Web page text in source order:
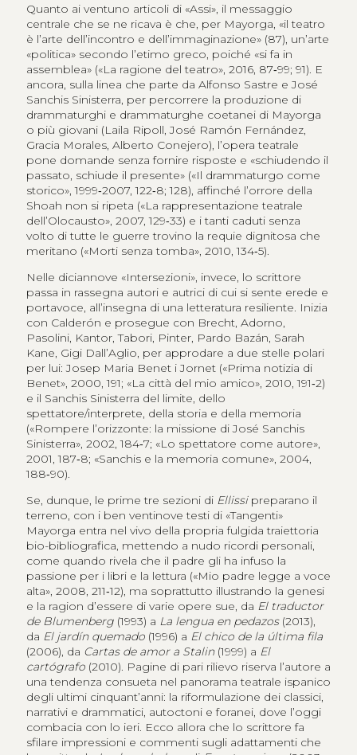
Quanto ai ventuno articoli di «Assi», il messaggio
centrale che se ne ricava è che, per Mayorga, «il teatro
è l’arte dell’incontro e dell’immaginazione» (87), un’arte
«politica» secondo l’etimo greco, poiché «si fa in
assemblea» («La ragione del teatro», 2016, 87‑99; 91). E
ancora, sulla linea che parte da Alfonso Sastre e José
Sanchis Sinisterra, per percorrere la produzione di
drammaturghi e drammaturghe coetanei di Mayorga
o più giovani (Laila Ripoll, José Ramón Fernández,
Gracia Morales, Alberto Conejero), l’opera teatrale
pone domande senza fornire risposte e «schiudendo il
passato, schiude il presente» («Il drammaturgo come
storico», 1999‑2007, 122‑8; 128), affinché l’orrore della
Shoah non si ripeta («La rappresentazione teatrale
dell’Olocausto», 2007, 129‑33) e i tanti caduti senza
volto di tutte le guerre trovino la requie dignitosa che
meritano («Morti senza tomba», 2010, 134‑5).
Nelle diciannove «Intersezioni», invece, lo scrittore
passa in rassegna autori e autrici di cui si sente erede e
portavoce, all’insegna di una letteratura resiliente. Inizia
con Calderón e prosegue con Brecht, Adorno,
Pasolini, Kantor, Tabori, Pinter, Pardo Bazán, Sarah
Kane, Gigi Dall’Aglio, per approdare a due stelle polari
per lui: Josep Maria Benet i Jornet («Prima notizia di
Benet», 2000, 191; «La città del mio amico», 2010, 191‑2)
e il Sanchis Sinisterra del limite, dello
spettatore/interprete, della storia e della memoria
(«Rompere l’orizzonte: la missione di José Sanchis
Sinisterra», 2002, 184‑7; «Lo spettatore come autore»,
2001, 187‑8; «Sanchis e la memoria comune», 2004,
188‑90).
Se, dunque, le prime tre sezioni di Ellissipreparano il
terreno, con i ben ventinove testi di «Tangenti»
Mayorga entra nel vivo della propria fulgida traiettoria
bio-bibliografica, mettendo a nudo ricordi personali,
come quando rivela che il padre gli ha infuso la
passione per i libri e la lettura («Mio padre legge a voce
alta», 2008, 211‑12), ma soprattutto illustrando la genesi
e la ragion d’essere di varie opere sue, da El traductor
de Blumenberg(1993) a La lengua en pedazos(2013),
da El jardín quemado(1996) a El chico de la última fila
(2006), da Cartas de amor a Stalin(1999) a El
cartógrafo(2010). Pagine di pari rilievo riserva l’autore a
una tendenza consueta nel panorama teatrale ispanico
degli ultimi cinquant’anni: la riformulazione dei classici,
narrativi e drammatici, autoctoni e foranei, dove l’oggi
combacia con lo ieri. Ecco allora che lo scrittore fa
sfilare impressioni e commenti sugli adattamenti che